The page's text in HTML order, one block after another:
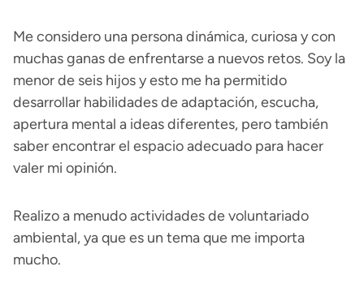
Me considero una persona dinámica, curiosa y con
muchas ganas de enfrentarse a nuevos retos. Soy la
menor de seis hijos y esto me ha permitido
desarrollar habilidades de adaptación, escucha,
apertura mental a ideas diferentes, pero también
saber encontrar el espacio adecuado para hacer
valer mi opinión.
Realizo a menudo actividades de voluntariado
ambiental, ya que es un tema que me importa
mucho.